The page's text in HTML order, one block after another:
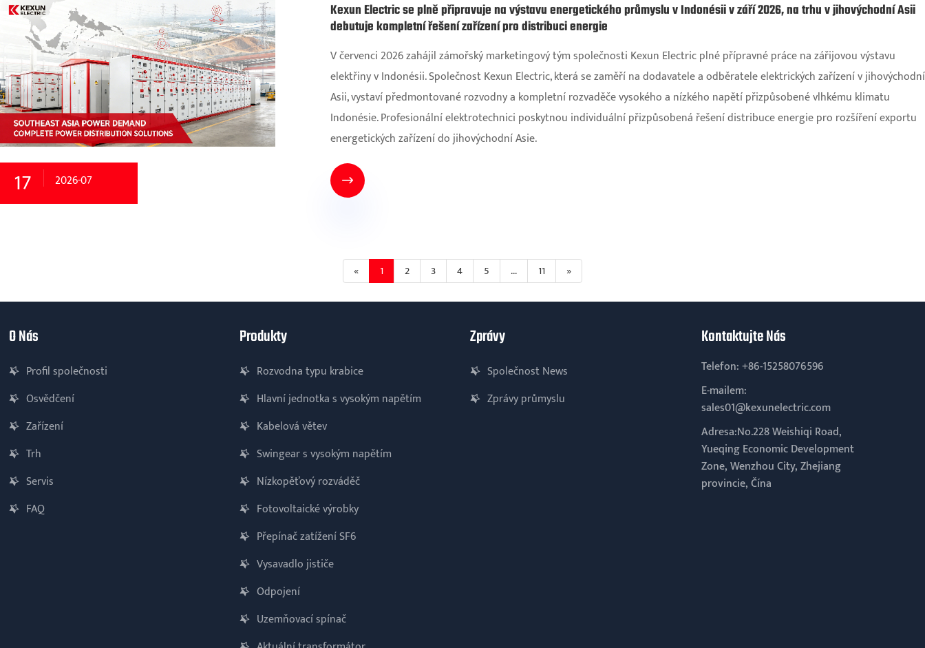
17 2026-07
Kexun Electric se plně připravuje na výstavu energetického průmyslu v Indonésii v září 2026, na trhu v jihovýchodní Asii
debutuje kompletní řešení zařízení pro distribuci energie
V červenci 2026 zahájil zámořský marketingový tým společnosti Kexun Electric plné přípravné práce na zářijovou výstavu
elektřiny v Indonésii. Společnost Kexun Electric, která se zaměří na dodavatele a odběratele elektrických zařízení v jihovýchodní
Asii, vystaví předmontované rozvodny a kompletní rozvaděče vysokého a nízkého napětí přizpůsobené vlhkému klimatu
Indonésie. Profesionální elektrotechnici poskytnou individuální přizpůsobená řešení distribuce energie pro rozšíření exportu
energetických zařízení do jihovýchodní Asie.

« 1 2 3 4 5 ... 11 »
O Nás
Profil společnosti
Osvědčení
Zařízení
Trh
Servis
FAQ
Produkty
Rozvodna typu krabice
Hlavní jednotka s vysokým napětím
Kabelová větev
Swingear s vysokým napětím
Nízkopěťový rozváděč
Fotovoltaické výrobky
Přepínač zatížení SF6
Vysavadlo jističe
Odpojení
Uzemňovací spínač
Zprávy
Společnost News
Zprávy průmyslu
Kontaktujte Nás
Telefon:+86-15258076596
E-mailem:
sales01@kexunelectric.com
Adresa:No.228 Weishiqi Road,
Yueqing Economic Development
Zone, Wenzhou City, Zhejiang
provincie, Čína